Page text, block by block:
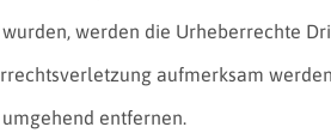
werden die Urheberrechte
aufmerksam
entfernen.